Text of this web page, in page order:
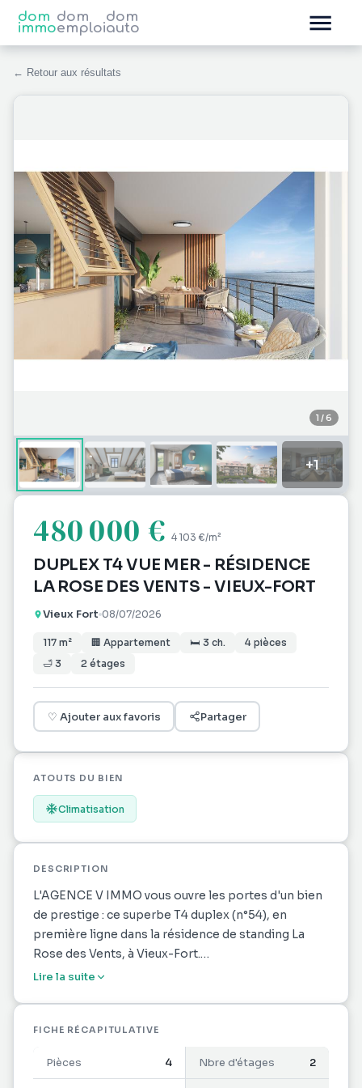
dom
immo
dom
emploi
dom
auto
← Retour aux résultats
1 /6
+1
480 000 € 4 103 €/m²
DUPLEX T4 VUE MER - RÉSIDENCE
LA ROSE DES VENTS - VIEUX-FORT
Vieux Fort 08/07/2026
117 m² 🏢 Appartement 🛏 3 ch. 4 pièces
🛁 3 2 étages
♡ Ajouter aux favoris Partager
ATOUTS DU BIEN
Climatisation
DESCRIPTION
L'AGENCE V IMMO vous ouvre les portes d'un bien
de prestige : ce superbe T4 duplex (n°54), en
première ligne dans la résidence de standing La
Rose des Vents, à Vieux-Fort.
mer des Caraïbes et l'archipel des Saintes.
Emplacement unique en front de mer, vous serez
aux premières loges pour l'arrivée mythique de la
Lire la suite
FICHE RÉCAPITULATIVE
Pièces 4 Nbre d'étages 2